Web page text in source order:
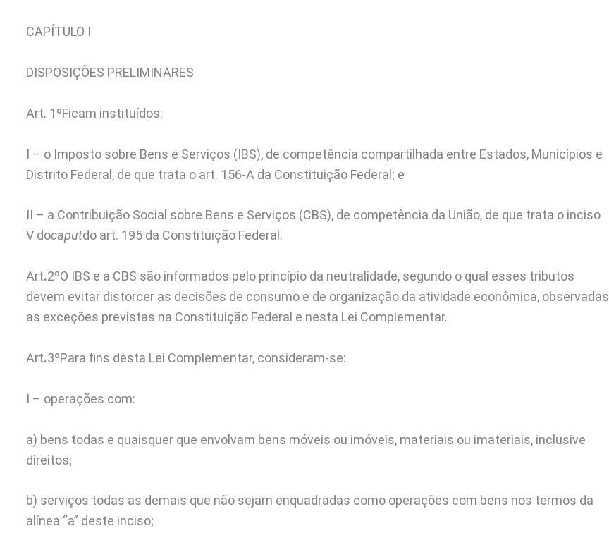
CAPÍTULO I
DISPOSIÇÕES PRELIMINARES
Art. 1ºFicam instituídos:
I – o Imposto sobre Bens e Serviços (IBS), de competência compartilhada entre Estados, Municípios e
Distrito Federal, de que trata o art. 156-A da Constituição Federal; e
II – a Contribuição Social sobre Bens e Serviços (CBS), de competência da União, de que trata o inciso
V docaputdo art. 195 da Constituição Federal.
Art.2ºO IBS e a CBS são informados pelo princípio da neutralidade, segundo o qual esses tributos
devem evitar distorcer as decisões de consumo e de organização da atividade econômica, observadas
as exceções previstas na Constituição Federal e nesta Lei Complementar.
Art.3ºPara fins desta Lei Complementar, consideram-se:
I – operações com:
a) bens todas e quaisquer que envolvam bens móveis ou imóveis, materiais ou imateriais, inclusive
direitos;
b) serviços todas as demais que não sejam enquadradas como operações com bens nos termos da
alínea “a” deste inciso;